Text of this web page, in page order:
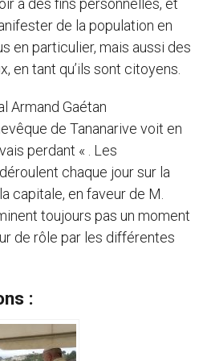
à des fins personnelles, et
de la population en
en particulier, mais aussi des
en tant qu’ils sont citoyens.
Armand Gaétan
de Tananarive voit en
perdant « . Les
chaque jour sur la
capitale, en faveur de M.
toujours pas un moment
de rôle par les différentes
: